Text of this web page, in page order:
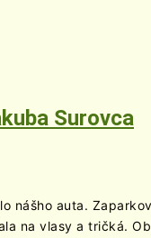
Surovca
nášho auta.
na vlasy a tričká.